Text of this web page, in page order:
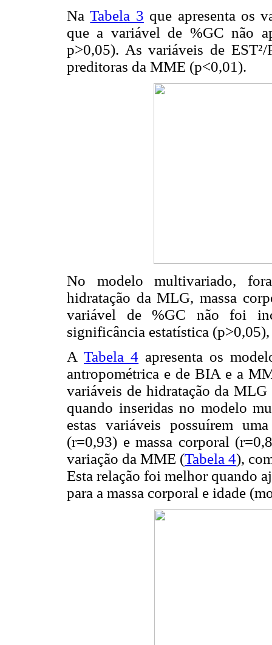
NaTabela 3 que apresenta os
que a variável de %GC não
p>0,05). As variáveis de
preditoras da MME (p<0,01).
No modelo multivariado,
hidratação da MLG, massa
variável de %GC não foi
significância estatística
ATabela 4 apresenta os
antropométrica e de BIA e a
variáveis de hidratação da
quando inseridas no modelo
estas variáveis possuírem
(r=0,93) e massa corporal
variação da MME (Tabela 4),
Esta relação foi melhor quando
para a massa corporal e idade